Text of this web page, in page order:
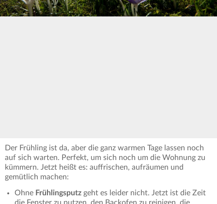
Der Frühling ist da, aber die ganz warmen Tage lassen noch
auf sich warten. Perfekt, um sich noch um die Wohnung zu
kümmern. Jetzt heißt es: auffrischen, aufräumen und
gemütlich machen:
Ohne Frühlingsputz geht es leider nicht. Jetzt ist die Zeit